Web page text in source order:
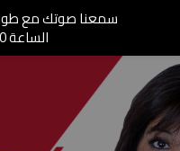
سمعنا صوتك مع
الساعة 8.20 صباحا